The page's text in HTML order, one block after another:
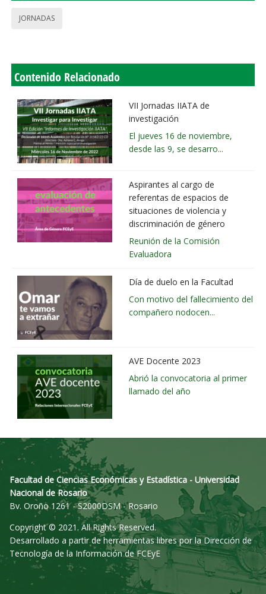
JORNADAS
Contenido Relacionado
VII Jornadas IIATA de
investigación
El jueves 16 de noviembre,
desde las 9, se desarro...
Aspirantes al cargo de
referentas de espacios de
situaciones de violencia y
discriminación de género
Reunión de la Comisión
Evaluadora
Día de duelo en la Facultad
Con motivo del fallecimiento del
compañero nodocen...
AVE Docente 2023
Abrió la convocatoria al primer
llamado del año
Facultad de Ciencias Económicas y Estadística - Universidad
Nacional de Rosario
Bv. Oroño 1261 - S2000DSM - Rosario
Copyright © 2021. All Rights Reserved.
Desarrollado a partir de herramientas libres por la Dirección de
Tecnología de la Información de FCEyE